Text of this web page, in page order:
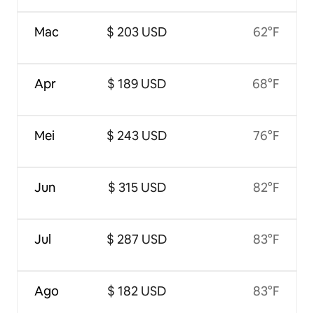
Mac
Apr
Mei
Jun
Jul
Ago
$ 203 USD
$ 189 USD
$ 243 USD
$ 315 USD
$ 287 USD
$ 182 USD
62°F
68°F
76°F
82°F
83°F
83°F